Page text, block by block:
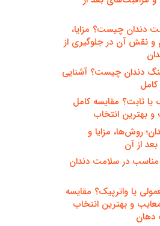
دندان چیست؟ مزایا،
و نقش آن در جلوگیری از
دندان چیست؟ آشنایی
یا ثابت؟ مقایسه کامل
و بهترین انتخاب
روش‌ها، مزایا و
از آن
مناسب در سلامت دندان
یا واترپیک؟ مقایسه
معایب و بهترین انتخاب
دهان